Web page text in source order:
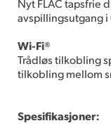
Nyt FLAC tapsfrie
avspillingsutgang
Wi-Fi®
Trådløs tilkobling
tilkobling mellom
Spesifikasjoner: